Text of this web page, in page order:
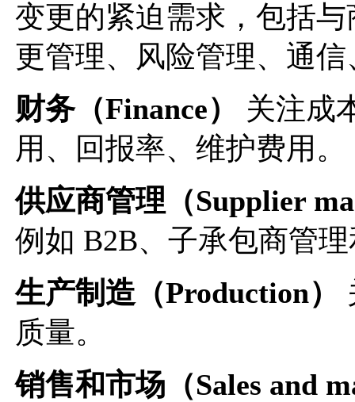
变更的紧迫需求，包括
更管理、风险管理、通
财务（Finance）
关注成
用、回报率、维护费用。
供应商管理（Supplier
例如 B2B、子承包商管
生产制造（Production）
质量。
销售和市场（Sales and